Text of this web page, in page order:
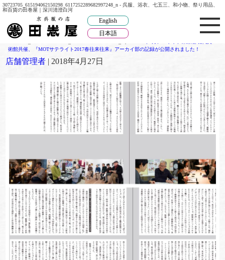
30723705_615194062150298_6117252289682997248_n - 呉服、浴衣、七五三、和小物、祭り用品、
和百貨の田巻屋｜深川清澄白河
English
日本語
術館共催、『MOTサテライト2017春往来往来』アーカイ部の記録が公開されました！
店舗管理者 | 2018年4月27日